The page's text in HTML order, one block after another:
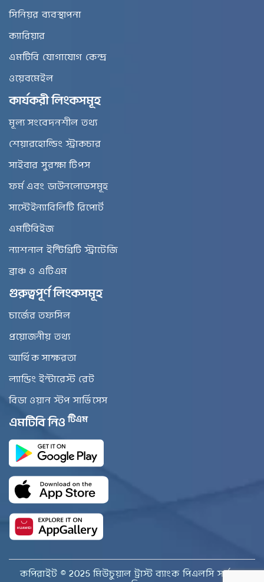
সিনিয়র ব্যবস্থাপনা
ক্যারিয়ার
এমটিবি যোগাযোগ কেন্দ্র
ওয়েবমেইল
কার্যকরী লিংকসমূহ
মূল্য সংবেদনশীল তথ্য
শেয়ারহোল্ডিং স্ট্রাকচার
সাইবার সুরক্ষা টিপস
ফর্ম এবং ডাউনলোডসমূহ
সাস্টেইন্যাবিলিটি রিপোর্ট
এমটিবিইজ
ন্যাশনাল ইন্টিগ্রিটি স্ট্রাটেজি
ব্রাঞ্চ ও এটিএম
গুরুত্বপূর্ণ লিংকসমূহ
চার্জের তফসিল
প্রয়োজনীয় তথ্য
আর্থিক সাক্ষরতা
ল্যান্ডিং ইন্টারেস্ট রেট
বিডা ওয়ান স্টপ সার্ভিসেস
এমটিবি নিও টিএম
কপিরাইট © 2025 মিউচুয়াল ট্রাস্ট ব্যাংক পিএলসি সর্বস্বত্ব